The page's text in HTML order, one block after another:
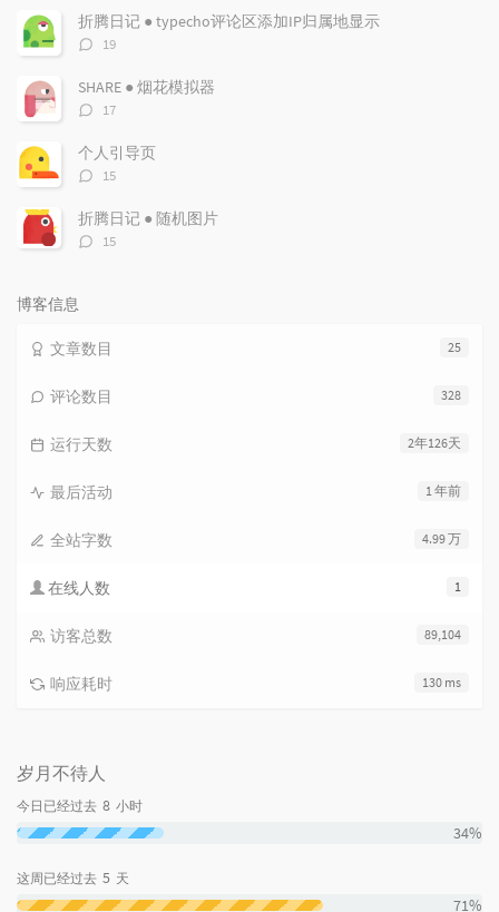
数：
折腾日记 ● typecho评论区添加IP归属地显示
评
数：
19
SHARE ● 烟花模拟器
评
数：
17
个人引导页
评
数：
15
折腾日记 ● 随机图片
评
15
博客信息
25
文章数目
328
评论数目
2年126天
运行天数
1 年前
最后活动
4.99 万
全站字数
1
在线人数
89,104
访客总数
130 ms
响应耗时
岁月不待人
今日已经过去 8 小时
34%
这周已经过去 5 天
71%